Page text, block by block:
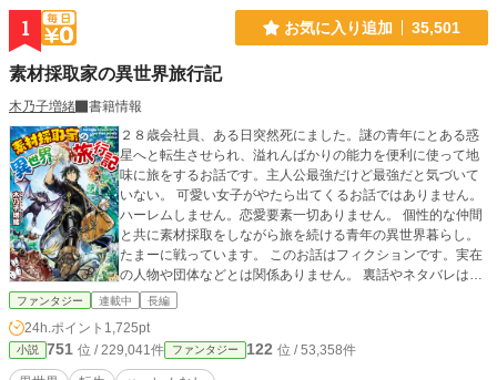
1 お気に入り追加 35,501
素材採取家の異世界旅行記
木乃子増緒
書籍情報
２８歳会社員、ある日突然死にました。謎の青年にとある惑
星へと転生させられ、溢れんばかりの能力を便利に使って地
味に旅をするお話です。主人公最強だけど最強だと気づいて
いない。 可愛い女子がやたら出てくるお話ではありません。
ハーレムしません。恋愛要素一切ありません。 個性的な仲間
と共に素材採取をしながら旅を続ける青年の異世界暮らし。
たまーに戦っています。 このお話はフィクションです。実在
の人物や団体などとは関係ありません。 裏話やネタバレはつ
いったーにて。たまにぼやいております。 この度アルファポ
ます。
ファンタジー 連載中 長編
24h.ポイント 1,725pt
小説 751 位 / 229,041件 ファンタジー 122 位 / 53,358件